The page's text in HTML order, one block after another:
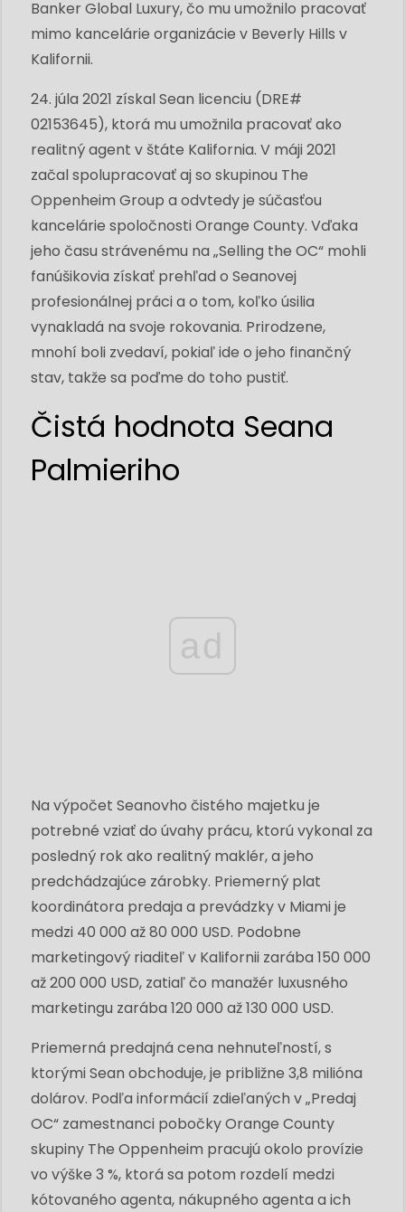
Banker Global Luxury, čo mu umožnilo pracovať
mimo kancelárie organizácie v Beverly Hills v
Kalifornii.
24. júla 2021 získal Sean licenciu (DRE#
02153645), ktorá mu umožnila pracovať ako
realitný agent v štáte Kalifornia. V máji 2021
začal spolupracovať aj so skupinou The
Oppenheim Group a odvtedy je súčasťou
kancelárie spoločnosti Orange County. Vďaka
jeho času strávenému na „Selling the OC“ mohli
fanúšikovia získať prehľad o Seanovej
profesionálnej práci a o tom, koľko úsilia
vynakladá na svoje rokovania. Prirodzene,
mnohí boli zvedaví, pokiaľ ide o jeho finančný
stav, takže sa poďme do toho pustiť.
Čistá hodnota Seana
Palmieriho
ad
Na výpočet Seanovho čistého majetku je
potrebné vziať do úvahy prácu, ktorú vykonal za
posledný rok ako realitný maklér, a jeho
predchádzajúce zárobky. Priemerný plat
koordinátora predaja a prevádzky v Miami je
medzi 40 000 až 80 000 USD. Podobne
marketingový riaditeľ v Kalifornii zarába 150 000
až 200 000 USD, zatiaľ čo manažér luxusného
marketingu zarába 120 000 až 130 000 USD.
Priemerná predajná cena nehnuteľností, s
ktorými Sean obchoduje, je približne 3,8 milióna
dolárov. Podľa informácií zdieľaných v „Predaj
OC“ zamestnanci pobočky Orange County
skupiny The Oppenheim pracujú okolo provízie
vo výške 3 %, ktorá sa potom rozdelí medzi
kótovaného agenta, nákupného agenta a ich